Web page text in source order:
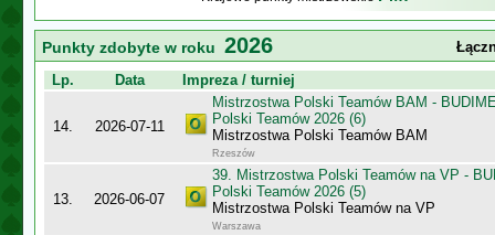
Punkty zdobyte w roku 2026
Lp.
Data Impreza / turniej
14. 2026-07-11
Mistrzostwa Polski Teamów BAM -
Polski Teamów 2026 (6)
Mistrzostwa Polski Teamów BAM
Rzeszów
13. 2026-06-07
39. Mistrzostwa Polski Teamów na VP -
Polski Teamów 2026 (5)
Mistrzostwa Polski Teamów na VP
Warszawa